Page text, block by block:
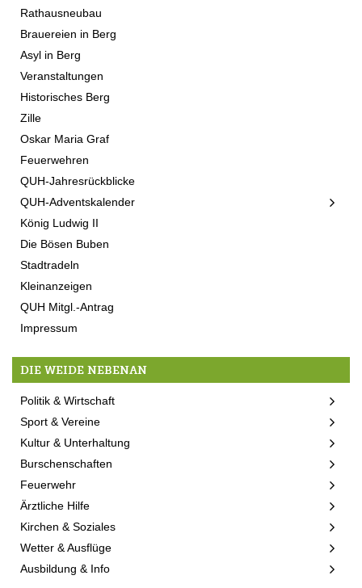
Rathausneubau
Brauereien in Berg
Asyl in Berg
Veranstaltungen
Historisches Berg
Zille
Oskar Maria Graf
Feuerwehren
QUH-Jahresrückblicke
QUH-Adventskalender
König Ludwig II
Die Bösen Buben
Stadtradeln
Kleinanzeigen
QUH Mitgl.-Antrag
Impressum
DIE WEIDE NEBENAN
Politik & Wirtschaft
Sport & Vereine
Kultur & Unterhaltung
Burschenschaften
Feuerwehr
Ärztliche Hilfe
Kirchen & Soziales
Wetter & Ausflüge
Ausbildung & Info